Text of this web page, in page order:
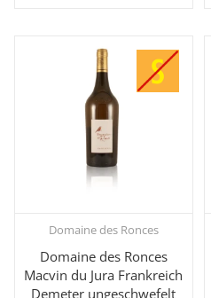
Domaine des Ronces
Domaine des Ronces
Macvin du Jura Frankreich
Demeter ungeschwefelt